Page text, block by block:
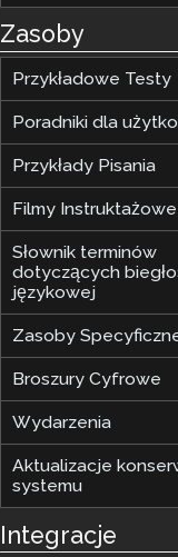
Zasoby
Przykładowe Testy
Poradniki dla
Przykłady Pisania
Filmy Instruktażowe
Słownik terminów
dotyczących
językowej
Zasoby
Broszury Cyfrowe
Wydarzenia
Aktualizacje
systemu
Integracje